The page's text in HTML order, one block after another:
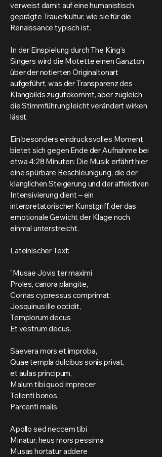
verweist damit auf eine humanistisch
geprägte Trauerkultur, wie sie für die
Renaissance typisch ist.
In der Einspielung durch The King’s
Singers wird die Motette einen Ganzton
über der notierten Originaltonart
aufgeführt, was der Transparenz des
Klangbilds zugutekommt, aber zugleich
die Stimmführung leicht verändert wirken
lässt.
Ein besonders eindrucksvolles Moment
bietet sich gegen Ende der Aufnahme bei
etwa 4:28 Minuten: Die Musik erfährt hier
eine spürbare Beschleunigung, die der
klanglichen Steigerung und der affektiven
Intensivierung dient – ein
interpretatorischer Kunstgriff, der das
emotionale Gewicht der Klage noch
einmal unterstreicht.
Lateinischer Text:
"Musae Jovis ter maximi
Proles, canora plangite,
Comas cypressus comprimat:
Josquinus ille occidit,
Templorum decus
Et vestrum decus.
Saevera mors et improba,
Quae templa dulcibus sonis privat,
et aulas principum,
Malum tibi quod imprecer
Tollenti bonos,
Parcenti malis.
Apollo sed neccem tibi
Minatur, heus mors pessima
Musas hortatur addere